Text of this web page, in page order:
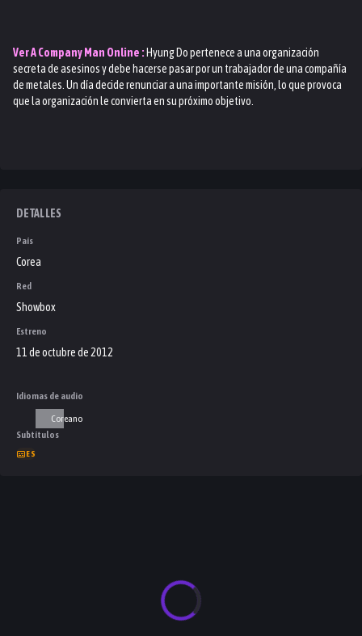
VerA Company Man Online : Hyung Do pertenece a una organización
secreta de asesinos y debe hacerse pasar por un trabajador de una compañía
de metales. Un día decide renunciar a una importante misión, lo que provoca
que la organización le convierta en su próximo objetivo.
DETALLES
País
Corea
Red
Showbox
Estreno
11 de octubre de 2012
Idiomas de audio
Coreano
Subtítulos
ES